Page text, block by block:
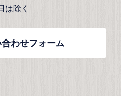
は除く
わせフォーム